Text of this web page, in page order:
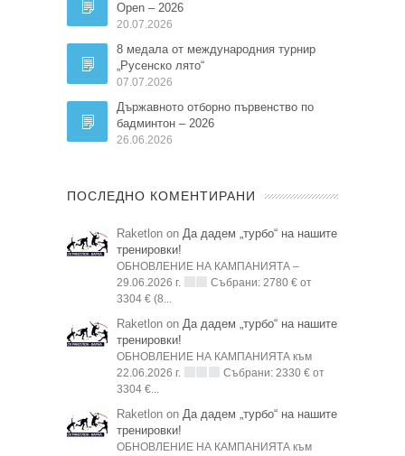
Open – 2026
20.07.2026
8 медала от международния турнир
„Русенско лято“
07.07.2026
Държавното отборно първенство по
бадминтон – 2026
26.06.2026
ПОСЛЕДНО КОМЕНТИРАНИ
Raketlon on Да дадем „турбо“ на нашите
тренировки!
ОБНОВЛЕНИЕ НА КАМПАНИЯТА –
29.06.2026 г.
Събрани: 2780 € от
3304 € (8...
Raketlon on Да дадем „турбо“ на нашите
тренировки!
ОБНОВЛЕНИЕ НА КАМПАНИЯТА към
22.06.2026 г.
Събрани: 2330 € от
3304 €...
Raketlon on Да дадем „турбо“ на нашите
тренировки!
ОБНОВЛЕНИЕ НА КАМПАНИЯТА към